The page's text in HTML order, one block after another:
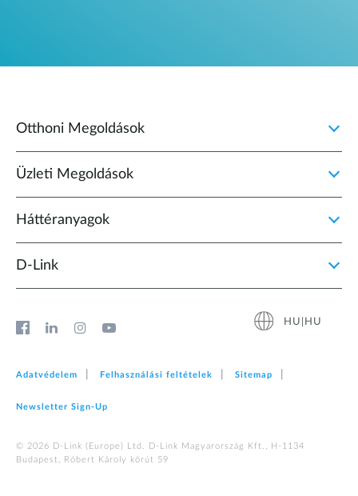
Otthoni Megoldások
Üzleti Megoldások
Háttéranyagok
D‑Link
HU|HU
Adatvédelem Felhasználási feltételek Sitemap
Newsletter Sign‑Up
© 2026 D‑Link (Europe) Ltd. D-Link Magyarország Kft., H-1134
Budapest, Róbert Károly körút 59